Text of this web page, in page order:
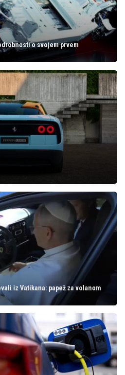
o svojem prvem
iz Vatikana: papež za volanom